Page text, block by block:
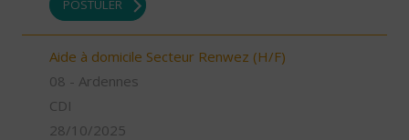
POSTULER
Aide à domicile Secteur Renwez (H/F)
08 - Ardennes
CDI
28/10/2025